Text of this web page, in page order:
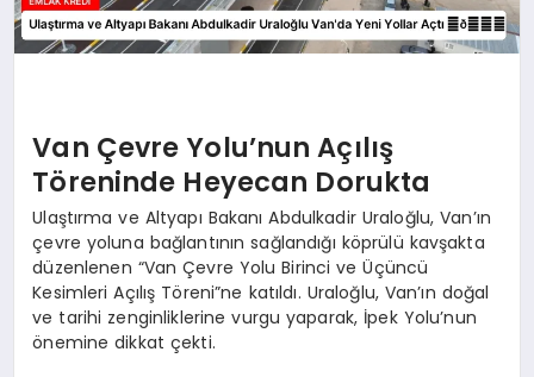
Van Çevre Yolu’nun Açılış
Töreninde Heyecan Dorukta
Ulaştırma ve Altyapı Bakanı Abdulkadir Uraloğlu, Van’ın
çevre yoluna bağlantının sağlandığı köprülü kavşakta
düzenlenen “Van Çevre Yolu Birinci ve Üçüncü
Kesimleri Açılış Töreni”ne katıldı. Uraloğlu, Van’ın doğal
ve tarihi zenginliklerine vurgu yaparak, İpek Yolu’nun
önemine dikkat çekti.